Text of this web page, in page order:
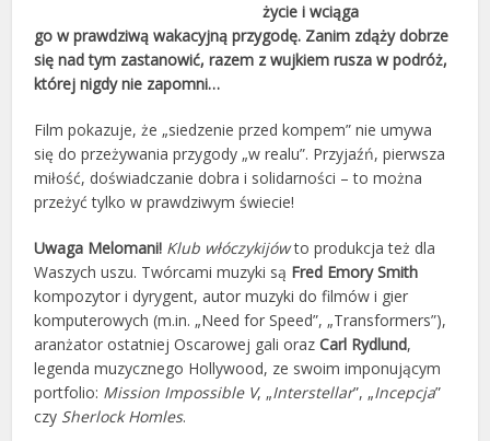
życie i wciąga
go w prawdziwą wakacyjną przygodę. Zanim zdąży dobrze
się nad tym zastanowić, razem z wujkiem rusza w podróż,
której nigdy nie zapomni…
Film pokazuje, że „siedzenie przed kompem” nie umywa
się do przeżywania przygody „w realu”. Przyjaźń, pierwsza
miłość, doświadczanie dobra i solidarności – to można
przeżyć tylko w prawdziwym świecie!
Uwaga Melomani! Klub włóczykijówto produkcja też dla
Waszych uszu. Twórcami muzyki są Fred Emory Smith
kompozytor i dyrygent, autor muzyki do filmów i gier
komputerowych (m.in. „Need for Speed”, „Transformers”),
aranżator ostatniej Oscarowej gali orazCarl Rydlund,
legenda muzycznego Hollywood, ze swoim imponującym
portfolio: Mission Impossible V, „Interstellar”, „Incepcja”
czy Sherlock Homles.